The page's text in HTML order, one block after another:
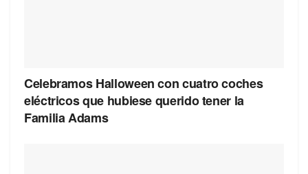
Celebramos Halloween con cuatro coches
eléctricos que hubiese querido tener la
Familia Adams